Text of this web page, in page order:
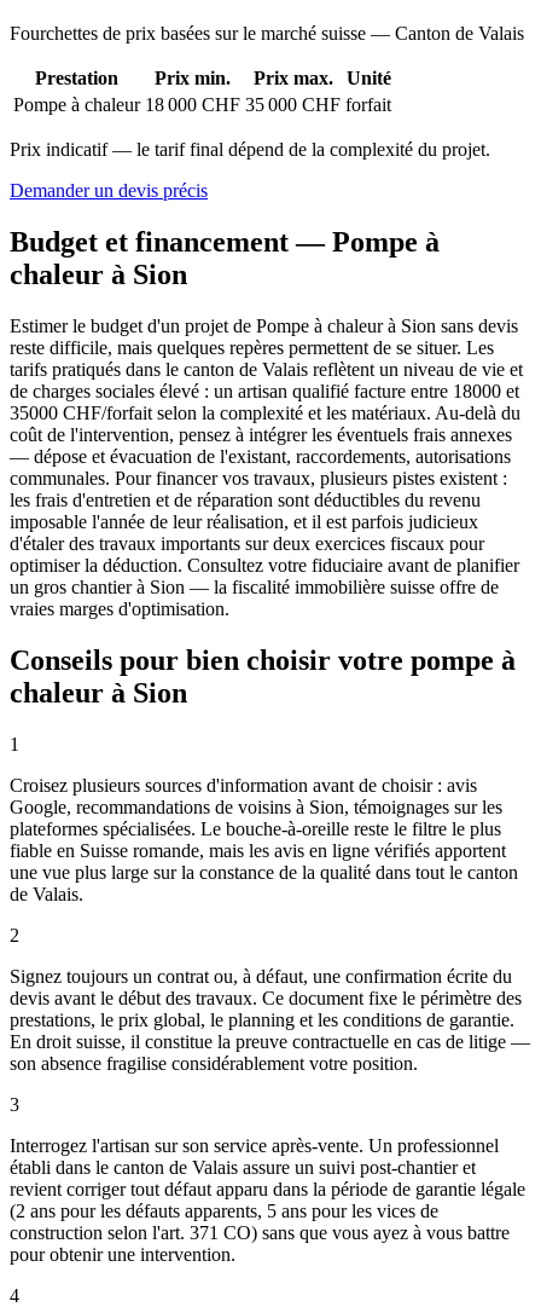
Fourchettes de prix basées sur le marché suisse — Canton de Valais
Prestation Prix min. Prix max.
Unité
Pompe à chaleur 18 000 CHF 35 000 CHF forfait
Prix indicatif — le tarif final dépend de la complexité du projet.
Demander un devis précis
Budget et financement — Pompe à
chaleur à Sion
Estimer le budget d'un projet de Pompe à chaleur à Sion sans devis
reste difficile, mais quelques repères permettent de se situer. Les
tarifs pratiqués dans le canton de Valais reflètent un niveau de vie et
de charges sociales élevé : un artisan qualifié facture entre 18000 et
35000 CHF/forfait selon la complexité et les matériaux. Au-delà du
coût de l'intervention, pensez à intégrer les éventuels frais annexes
— dépose et évacuation de l'existant, raccordements, autorisations
communales. Pour financer vos travaux, plusieurs pistes existent :
les frais d'entretien et de réparation sont déductibles du revenu
imposable l'année de leur réalisation, et il est parfois judicieux
d'étaler des travaux importants sur deux exercices fiscaux pour
optimiser la déduction. Consultez votre fiduciaire avant de planifier
un gros chantier à Sion — la fiscalité immobilière suisse offre de
vraies marges d'optimisation.
Conseils pour bien choisir votre pompe à
chaleur à Sion
1
Croisez plusieurs sources d'information avant de choisir : avis
Google, recommandations de voisins à Sion, témoignages sur les
plateformes spécialisées. Le bouche-à-oreille reste le filtre le plus
fiable en Suisse romande, mais les avis en ligne vérifiés apportent
une vue plus large sur la constance de la qualité dans tout le canton
de Valais.
2
Signez toujours un contrat ou, à défaut, une confirmation écrite du
devis avant le début des travaux. Ce document fixe le périmètre des
prestations, le prix global, le planning et les conditions de garantie.
En droit suisse, il constitue la preuve contractuelle en cas de litige —
son absence fragilise considérablement votre position.
3
Interrogez l'artisan sur son service après-vente. Un professionnel
établi dans le canton de Valais assure un suivi post-chantier et
revient corriger tout défaut apparu dans la période de garantie légale
(2 ans pour les défauts apparents, 5 ans pour les vices de
construction selon l'art. 371 CO) sans que vous ayez à vous battre
pour obtenir une intervention.
4